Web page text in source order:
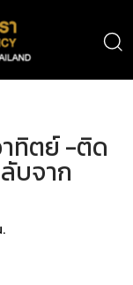
าทิตย์ -ติด
บจาก